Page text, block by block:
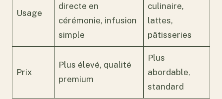
Usage
directe en
cérémonie, infusion
simple
culinaire,
lattes,
pâtisseries
Prix
Plus élevé, qualité
premium
Plus
abordable,
standard